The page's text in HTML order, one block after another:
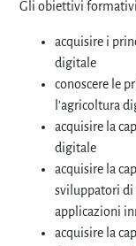
Gli obiettivi
acquisire i
digitale
conoscere le
l’agricoltura
acquisire la
digitale
acquisire la
sviluppatori di
applicazioni
acquisire la